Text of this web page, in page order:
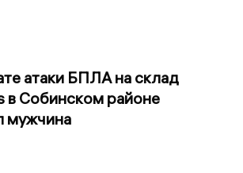
атаки БПЛА на склад
в Собинском районе
мужчина